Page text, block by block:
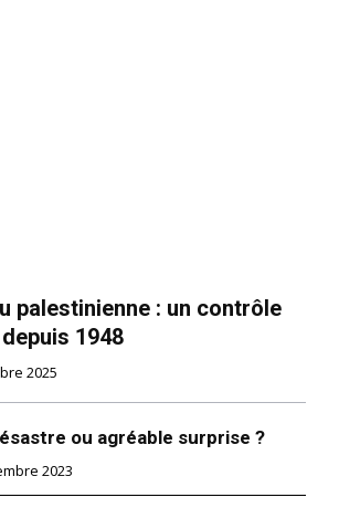
palestinienne : un contrôle
1948
2025
ou agréable surprise ?
2023